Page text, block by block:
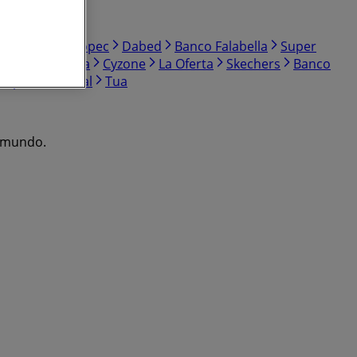
Copec Dabed Banco Falabella
Super
Dimarsa Cyzone La Oferta Skechers
Banco
Doral Tua